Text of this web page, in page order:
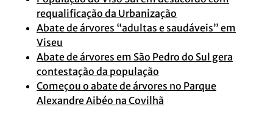
requalificação da Urbanização
Abate de árvores “adultas e saudáveis” em
Viseu
Abate de árvores em São Pedro do Sul gera
contestação da população
Começou o abate de árvores no Parque
Alexandre Aibéo na Covilhã